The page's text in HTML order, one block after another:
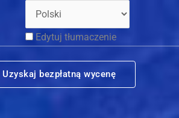
Edytuj tłumaczenie
Uzyskaj bezpłatną wycenę